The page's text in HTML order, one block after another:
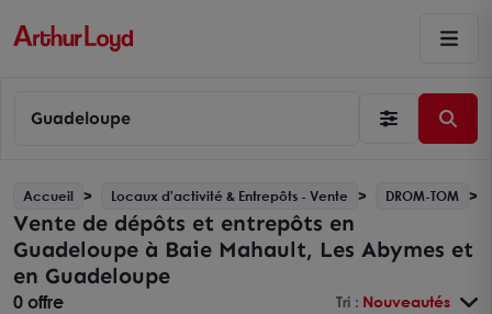
Guadeloupe
Accueil Locaux d'activité & Entrepôts - Vente DROM-TOM
Vente de dépôts et entrepôts en
Guadeloupe à Baie Mahault, Les Abymes et
en Guadeloupe
0 offre Tri : Nouveautés